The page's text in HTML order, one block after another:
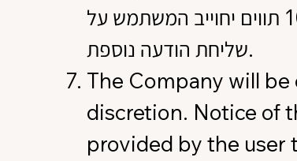
שיעודכן מעת לעת על ידי החברה). אורך כל הודעה מוגבל ל – 100 תויים, כאשר בגין כל 100 תווים יחוייב המשתמש על
שליחת הודעה נוספת.
The Company will
discretion. Notice of
provided by the user